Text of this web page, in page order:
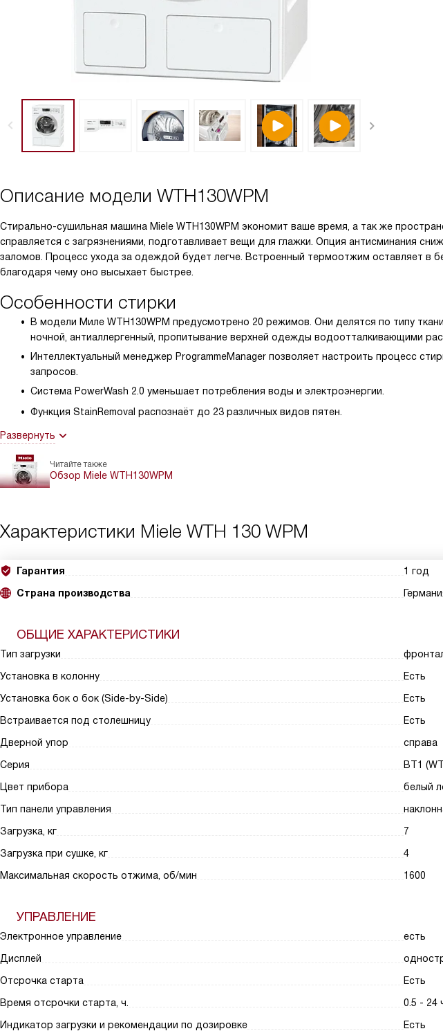
Описание модели WTH130WPM
Стирально-сушильная машина Miele WTH130WPM экономит ваше время, а так же
справляется с загрязнениями, подготавливает вещи для глажки. Опция антисминания
заломов. Процесс ухода за одеждой будет легче. Встроенный термоотжим оставляет в
благодаря чему оно высыхает быстрее.
Особенности стирки
В модели Миле WTH130WPM предусмотрено 20 режимов. Они делятся по типу
ночной, антиаллергенный, пропитывание верхней одежды водоотталкивающими
Интеллектуальный менеджер ProgrammeManager позволяет настроить процесс
запросов.
Система PowerWash 2.0 уменьшает потребления воды и электроэнергии.
Функция StainRemoval распознаёт до 23 различных видов пятен.
Развернуть
Читайте также
Обзор Miele WTH130WPM
Характеристики Miele WTH 130 WPM
Гарантия
1 год
Страна производства
ОБЩИЕ ХАРАКТЕРИСТИКИ
Тип загрузки
Установка в колонну
Есть
Установка бок о бок (Side-by-Side)
Есть
Встраивается под столешницу
Есть
Дверной упор
справа
Серия
ВТ1
Цвет прибора
белый
Тип панели управления
Загрузка, кг
7
Загрузка при сушке, кг
4
Максимальная скорость отжима, об/мин
1600
УПРАВЛЕНИЕ
Электронное управление
есть
Дисплей
Отсрочка старта
Есть
Время отсрочки старта, ч.
0.5 - 24
Индикатор загрузки и рекомендации по дозировке
Есть